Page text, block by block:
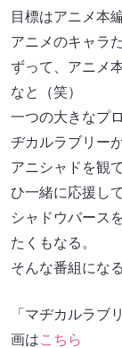
目標はアニメ本
アニメのキャラ
ずって、アニメ
なと（笑）
一つの大きなプ
ヂカルラブリー
アニシャドを観
ひ一緒に応援し
シャドウバース
たくもなる。
そんな番組にな
「マヂカルラブ
画はこちら